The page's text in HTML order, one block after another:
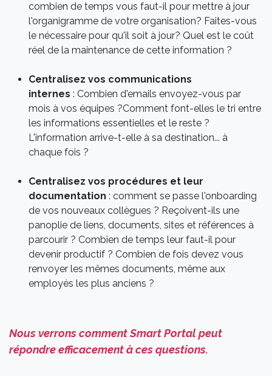
combien de temps vous faut-il pour mettre à jour
l'organigramme de votre organisation? Faites-vous
le nécessaire pour qu'il soit à jour? Quel est le coût
réel de la maintenance de cette information ?
Centralisez vos communications
internes : Combien d'emails envoyez-vous par
mois à vos équipes ?Comment font-elles le tri entre
les informations essentielles et le reste ?
L'information arrive-t-elle à sa destination... à
chaque fois ?
Centralisez vos procédures et leur
documentation : comment se passe l'onboarding
de vos nouveaux collègues ? Reçoivent-ils une
panoplie de liens, documents, sites et références à
parcourir ? Combien de temps leur faut-il pour
devenir productif ? Combien de fois devez vous
renvoyer les mêmes documents, même aux
employés les plus anciens ?
Nous verrons comment Smart Portal peut
répondre efficacement à ces questions.